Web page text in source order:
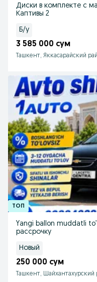
Диски в комплекте с
Каптивы 2
Б/у
3 585 000 сум
Ташкент, Яккасарайский
Yangi ballon muddatli
рассрочку
Новый
250 000 сум
Ташкент, Шайхантахурский